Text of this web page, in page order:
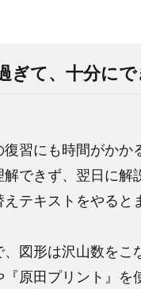
ぎて、十分にで
習にも時間がかか
できず、翌日に解
テキストをやると
図形は沢山数をこ
『原田プリント』